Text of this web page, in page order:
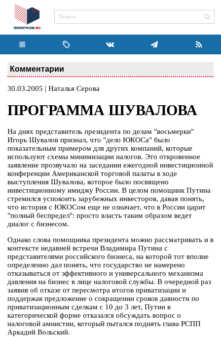
Комментарии
30.03.2005 | Наталья Серова
ПРОГРАММА ШУВАЛОВА
На днях представитель президента по делам "восьмерки"
Игорь Шувалов признал, что "дело ЮКОСа" было
показательным примером для других компаний, которые
используют схемы минимизации налогов. Это откровенное
заявление прозвучало на заседании ежегодной инвестиционной
конференции Американской торговой палаты в ходе
выступления Шувалова, которое было посвящено
инвестиционному имиджу России. В целом помощник Путина
стремился успокоить зарубежных инвесторов, давая понять,
что история с ЮКОСом еще не означает, что в России царит
"полный беспредел": просто власть таким образом ведет
диалог с бизнесом.
Однако слова помощника президента можно рассматривать и в
контексте недавней встречи Владимира Путина с
представителями российского бизнеса, на которой тот вполне
определенно дал понять, что государство не намерено
отказываться от эффективного и универсального механизма
давления на бизнес в лице налоговой службы. В очередной раз
заявив об отказе от пересмотра итогов приватизации и
поддержав предложение о сокращении сроков давности по
приватизационным сделкам с 10 до 3 лет, Путин в
категорической форме отказался обсуждать вопрос о
налоговой амнистии, который пытался поднять глава РСПП
Аркадий Вольский.